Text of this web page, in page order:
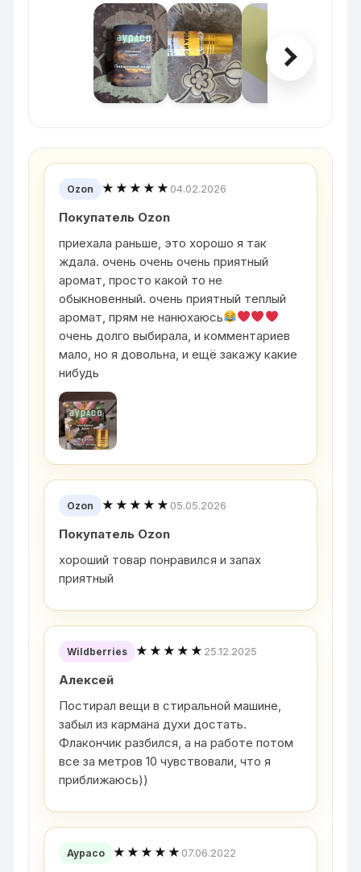
Ozon ★★★★★ 04.02.2026
Покупатель Ozon
приехала раньше, это хорошо я так
ждала. очень очень очень приятный
аромат, просто какой то не
обыкновенный. очень приятный теплый
аромат, прям не нанюхаюсь
очень долго выбирала, и комментариев
мало, но я довольна, и ещё закажу какие
нибудь
Ozon ★★★★★ 05.05.2026
Покупатель Ozon
хороший товар понравился и запах
приятный
Wildberries ★★★★★ 25.12.2025
Алексей
Постирал вещи в стиральной машине,
забыл из кармана духи достать.
Флакончик разбился, а на работе потом
все за метров 10 чувствовали, что я
приближаюсь))
Аурасо ★★★★★ 07.06.2022